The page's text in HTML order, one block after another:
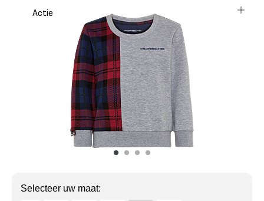
Klantenservice
Meer Porsche
Porsche informatie
Actie
Selecteer uw maat: